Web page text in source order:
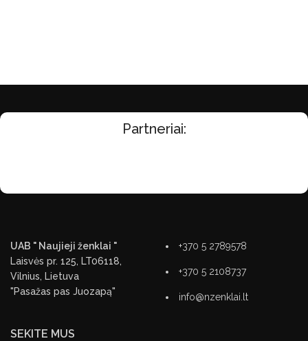
Partneriai:
UAB " Naujieji ženklai "
Laisvės pr. 125, LT06118,
Vilnius, Lietuva
"Pasažas pas Juozapą"
+370 5 2789578
+370 5 2108737
info@nzenklai.lt
SEKITE MUS